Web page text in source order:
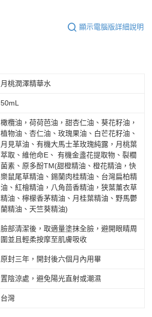
顯示電腦版詳細說明
月桃潤澤精華水
50mL
橄欖油，荷荷芭油，甜杏仁油、葵花籽油，
植物油、杏仁油、玫瑰果油、白芒花籽油、
月見草油、有機大馬士革玫瑰純露，月桃葉
萃取、維他命E、 有機金盞花提取物、裂櫚
菌素、原多酚TM(甜橙精油、橙花精油，快
樂鼠尾草精油、錫蘭肉桂精油、台灣扁柏精
油、紅檜精油，八角茴香精油，狭葉薰衣草
精油、檸檬香茅精油、月桂葉精油、野馬鬱
蘭精油、天竺葵精油)
臉部清潔後，取適量塗抹全臉，避開眼睛周
圍並且輕柔按摩至肌膚吸收
原封三年，開封後六個月內用畢
置陰涼處，避免陽光直射或潮濕
台灣